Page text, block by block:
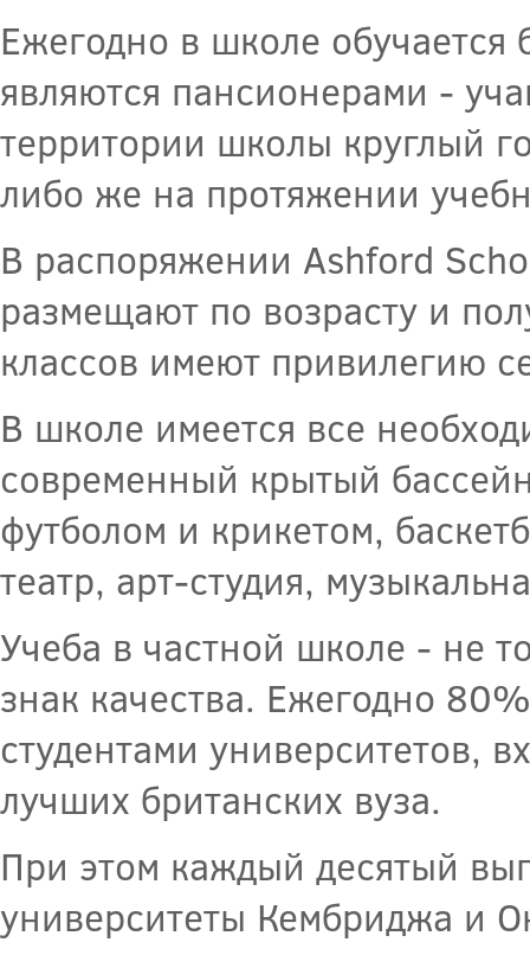
Ежегодно в школе
являются пансионерами -
территории школы круглый
либо же на протяжении
В распоряжении Ashford
размещают по возрасту и
классов имеют привилегию
В школе имеется все
современный крытый
футболом и крикетом,
театр, арт-студия,
Учеба в частной школе - не
знак качества. Ежегодно
студентами университетов,
лучших британских вуза.
При этом каждый десятый
университеты Кембриджа и